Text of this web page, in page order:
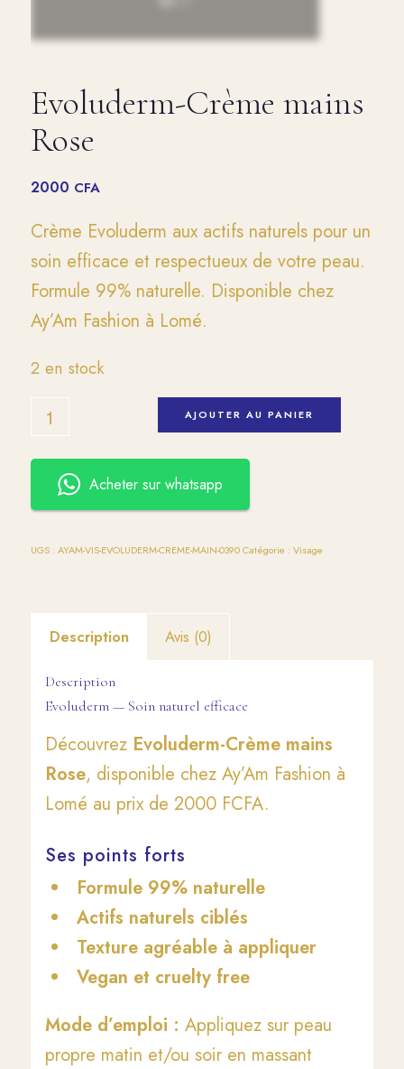
Evoluderm-Crème mains
Rose
2000 CFA
Crème Evoluderm aux actifs naturels pour un
soin efficace et respectueux de votre peau.
Formule 99% naturelle. Disponible chez
Ay’Am Fashion à Lomé.
2 en stock
AJOUTER AU PANIER
Acheter sur whatsapp
UGS : AYAM-VIS-EVOLUDERM-CREME-MAIN-0390 Catégorie : Visage
Description Avis (0)
Description
Evoluderm — Soin naturel efficace
Découvrez Evoluderm-Crème mains
Rose, disponible chez Ay’Am Fashion à
Lomé au prix de 2000 FCFA.
Ses points forts
Formule 99% naturelle
Actifs naturels ciblés
Texture agréable à appliquer
Vegan et cruelty free
Mode d’emploi : Appliquez sur peau
propre matin et/ou soir en massant